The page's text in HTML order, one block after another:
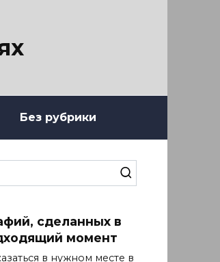
Без рубрики
сделанных в
момент
в нужном месте в